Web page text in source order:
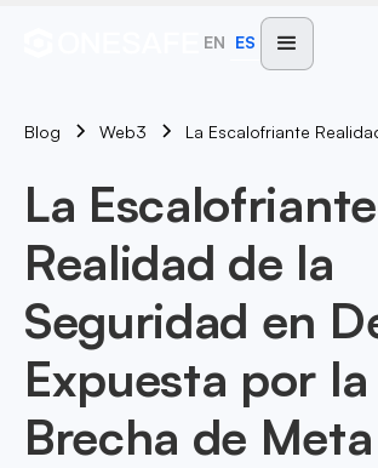
EN ES
Blog Web3
La Escalofriante
Realidad de la
Seguridad en
Expuesta por la
Brecha de